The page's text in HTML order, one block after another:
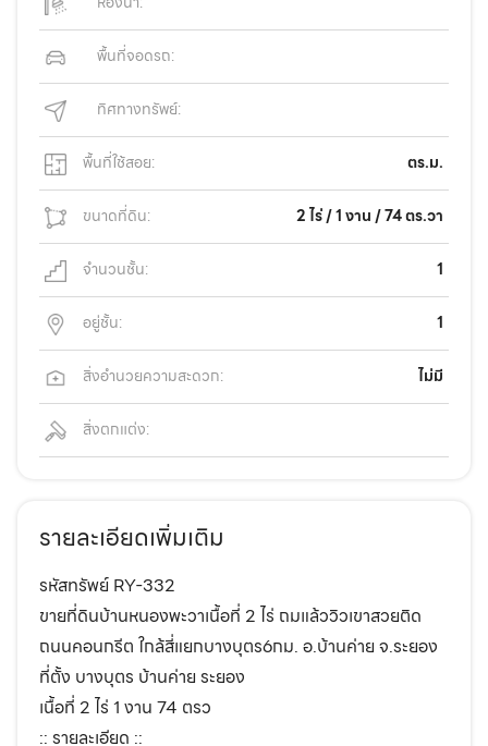
พื้นที่จอดรถ:
ทิศทางทรัพย์:
พื้นที่ใช้สอย: ตร.ม.
ขนาดที่ดิน: 2 ไร่ / 1 งาน / 74 ตร.วา
จำนวนชั้น: 1
อยู่ชั้น: 1
สิ่งอำนวยความสะดวก: ไม่มี
สิ่งตกแต่ง:
รายละเอียดเพิ่มเติม
รหัสทรัพย์ RY-332
ขายที่ดินบ้านหนองพะวาเนื้อที่ 2 ไร่ ถมแล้ววิวเขาสวยติด
ถนนคอนกรีต ใกล้สี่แยกบางบุตร6กม. อ.บ้านค่าย จ.ระยอง
ที่ตั้ง บางบุตร บ้านค่าย ระยอง
เนื้อที่ 2 ไร่ 1 งาน 74 ตรว
:: รายละเอียด ::